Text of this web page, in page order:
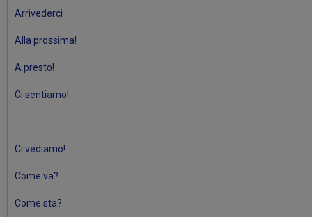
Arrivederci
Alla prossima!
A presto!
Ci sentiamo!
Ci vediamo!
Come va?
Come sta?